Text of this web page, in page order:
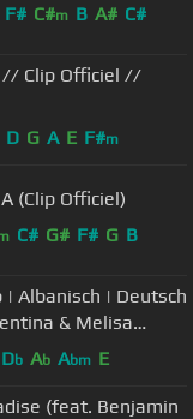
F# C#m B A# C#
// Clip Officiel //
D G A E F#m
(Clip Officiel)
C# G# F# G B
| Albanisch | Deutsch
& Melisa
Vol. 1
Db Ab Abm E
(feat. Benjamin